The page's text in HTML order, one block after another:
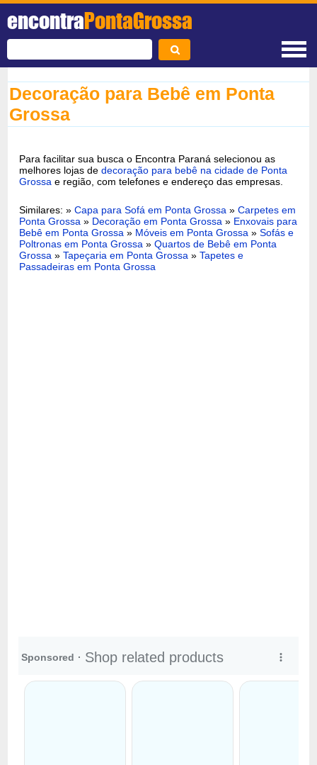
encontraPontaGrossa
Decoração para Bebê em Ponta
Grossa
Para facilitar sua busca o Encontra Paraná selecionou as
melhores lojas dedecoração para bebê na cidade de Ponta
Grossa e região, com telefones e endereço das empresas.
Similares: »Capa para Sofá em Ponta Grossa »Carpetes em
Ponta Grossa » Decoração em Ponta Grossa » Enxovais para
Bebê em Ponta Grossa » Móveis em Ponta Grossa »Sofás e
Poltronas em Ponta Grossa »Quartos de Bebê em Ponta
Grossa »Tapeçaria em Ponta Grossa »Tapetes e
Passadeiras em Ponta Grossa